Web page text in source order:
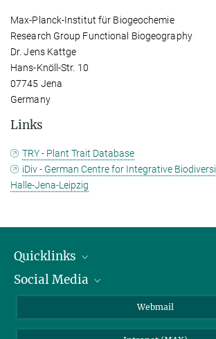
Max-Planck-Institut für Biogeochemie
Research Group Functional Biogeography
Dr. Jens Kattge
Hans-Knöll-Str. 10
07745 Jena
Germany
Links
TRY - Plant Trait Database
iDiv - German Centre for Integrative
Halle-Jena-Leipzig
Quicklinks
IMPRS Graduiertenschule
Social Media
Webmail